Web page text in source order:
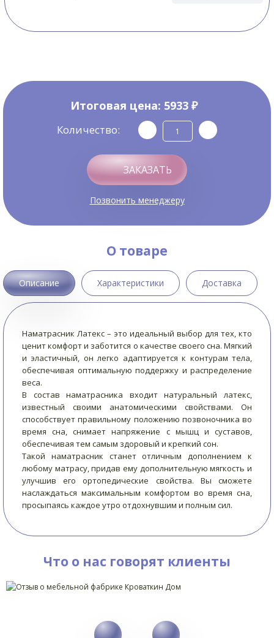
Итоговая цена: 5933 ₽
Количество:
ЗАКАЗАТЬ
Позвонить менеджеру
О товаре
Описание Характеристики Доставка
Наматрасник Латекс – это идеальный выбор для тех, кто
ценит комфорт и заботится о качестве своего сна. Мягкий
и эластичный, он легко адаптируется к контурам тела,
обеспечивая оптимальную поддержку и распределение
веса.
В состав наматрасника входит натуральный латекс,
известный своими анатомическими свойствами. Он
способствует правильному положению позвоночника во
время сна, снимает напряжение с мышц и суставов,
обеспечивая тем самым здоровый и крепкий сон.
Такой наматрасник станет отличным дополнением к
любому матрасу, придав ему дополнительную мягкость и
улучшив его ортопедические свойства. Вы сможете
наслаждаться максимальным комфортом во время сна,
просыпаясь каждое утро отдохнувшим и полным сил.
Что о нас говорят клиенты